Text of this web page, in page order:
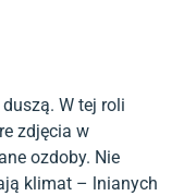
W tej roli
zdjęcia w
ozdoby. Nie
klimat – lnianych